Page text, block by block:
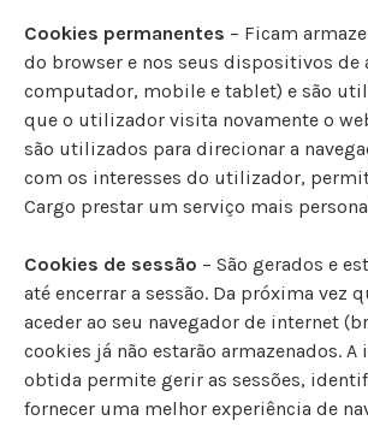
Cookies permanentes – Ficam
do browser e nos seus dispositivos de
computador, mobile e tablet) e são
que o utilizador visita novamente o
são utilizados para direcionar a
com os interesses do utilizador,
Cargo prestar um serviço mais
Cookies de sessão – São gerados e
até encerrar a sessão. Da próxima vez
aceder ao seu navegador de internet
cookies já não estarão armazenados. A
obtida permite gerir as sessões,
fornecer uma melhor experiência de